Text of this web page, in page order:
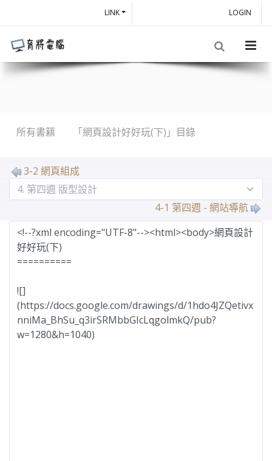
LOGIN
LINK
所有書籍 「網頁設計好好玩(下)」目錄
MarkDown
3-2 網頁組成
4-1 第四週 - 網站導航